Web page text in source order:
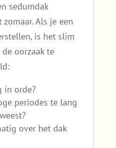
sedumdak
Als je een
is het slim
oorzaak te
in orde?
periodes te lang
over het dak